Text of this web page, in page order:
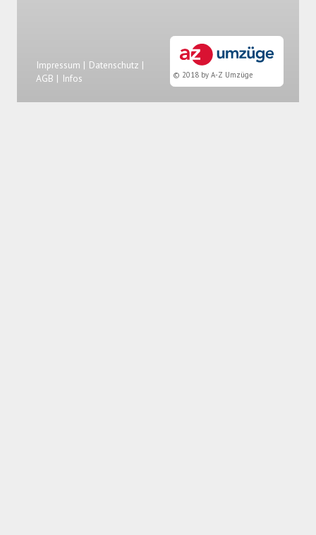
Impressum | Datenschutz |
AGB | Infos © 2018 by A-Z Umzüge